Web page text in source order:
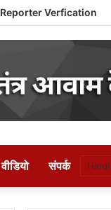
Reporter Verfication
वीडियो संपर्क